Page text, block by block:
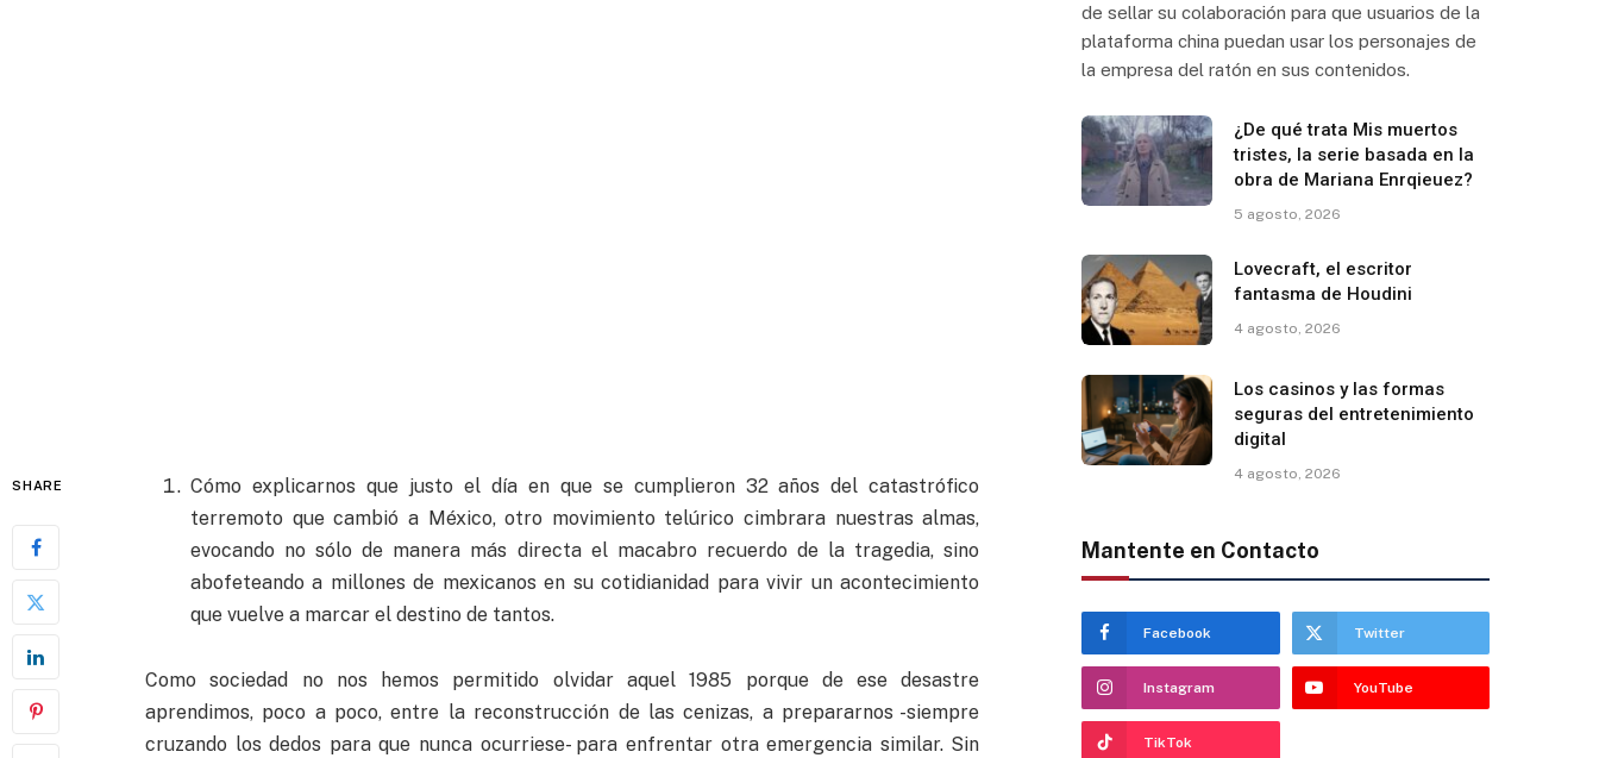
SHARE
Cómo explicarnos que justo el día en que se cumplieron 32 años del catastrófico
terremoto que cambió a México, otro movimiento telúrico cimbrara nuestras almas,
evocando no sólo de manera más directa el macabro recuerdo de la tragedia, sino
abofeteando a millones de mexicanos en su cotidianidad para vivir un acontecimiento
que vuelve a marcar el destino de tantos.
Como sociedad no nos hemos permitido olvidar aquel 1985 porque de ese desastre
aprendimos, poco a poco, entre la reconstrucción de las cenizas, a prepararnos -siempre
cruzando los dedos para que nunca ocurriese- para enfrentar otra emergencia similar. Sin
de sellar su colaboración para que usuarios de la
plataforma china puedan usar los personajes de
la empresa del ratón en sus contenidos.
¿De qué trata Mis muertos
tristes, la serie basada en la
obra de Mariana Enrqieuez?
5 agosto, 2026
Lovecraft, el escritor
fantasma de Houdini
4 agosto, 2026
Los casinos y las formas
seguras del entretenimiento
digital
4 agosto, 2026
Mantente en Contacto
Facebook Twitter
Instagram YouTube
TikTok